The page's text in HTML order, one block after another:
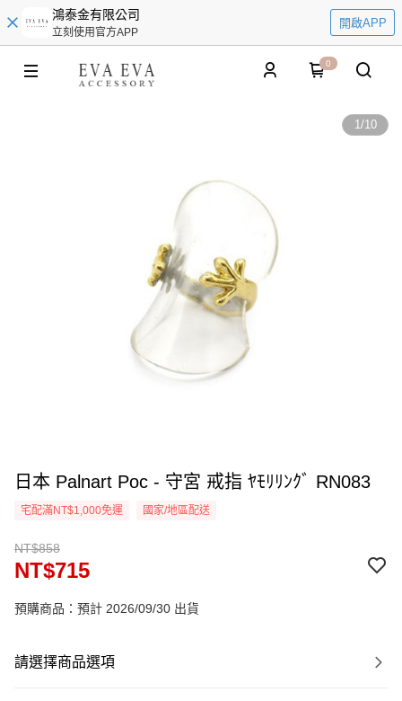
鴻泰金有限公司
立刻使用官方APP
開啟APP
0
1/10
日本 Palnart Poc - 守宮 戒指 ﾔﾓﾘﾘﾝｸﾞ RN083
宅配滿NT$1,000免運 國家/地區配送
NT$858
NT$715
預購商品：預計 2026/09/30 出貨
請選擇商品選項